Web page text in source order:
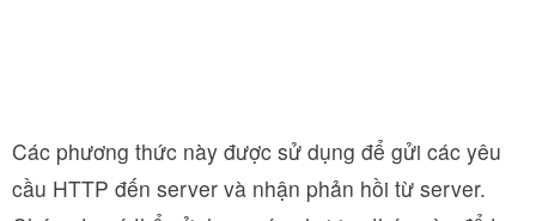
Các phương thức này được sử dụng để gửi các yêu
cầu HTTP đến server và nhận phản hồi từ server.